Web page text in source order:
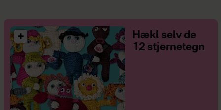
Hækl selv de
12 stjernetegn